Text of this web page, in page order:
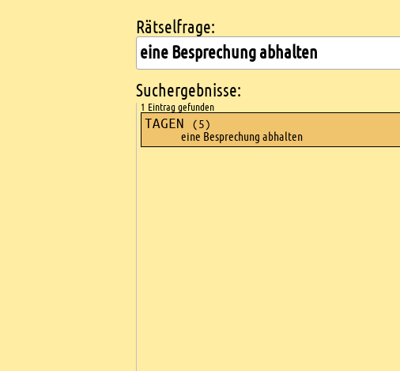
Kreuzworträtsel suchen
Rätselfrage:
Suchergebnisse:
1 Eintrag gefunden
TAGEN (5)
eine Besprechung abhalten